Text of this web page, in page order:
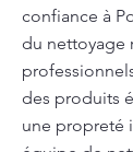
confiance à
du nettoyage
des produits
une propreté